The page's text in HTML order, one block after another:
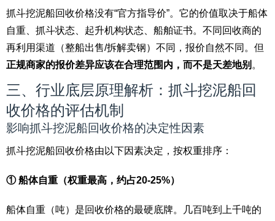
抓斗挖泥船回收价格没有“官方指导价”。它的价值取决于船体
自重、抓斗状态、起升机构状态、船舶证书。不同回收商的
再利用渠道（整船出售/拆解卖钢）不同，报价自然不同。但
正规商家的报价差异应该在合理范围内，而不是天差地别 。
三、行业底层原理解析：抓斗挖泥船回
收价格的评估机制
影响抓斗挖泥船回收价格的决定性因素
抓斗挖泥船回收价格由以下因素决定，按权重排序：
① 船体自重（权重最高，约占20-25%）
船体自重（吨）是回收价格的最硬底牌。几百吨到上千吨的